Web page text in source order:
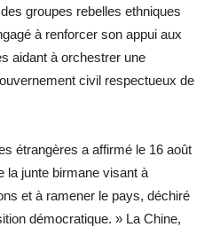
groupes rebelles ethniques
à renforcer son appui aux
aidant à orchestrer une
civil respectueux de
étrangères a affirmé le 16 août
la junte birmane visant à
et à ramener le pays, déchiré
démocratique. » La Chine,